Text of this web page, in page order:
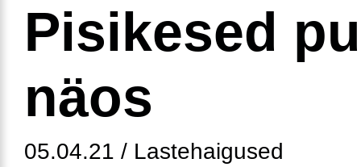
Pisikesed
näos
05.04.21 / Lastehaigused